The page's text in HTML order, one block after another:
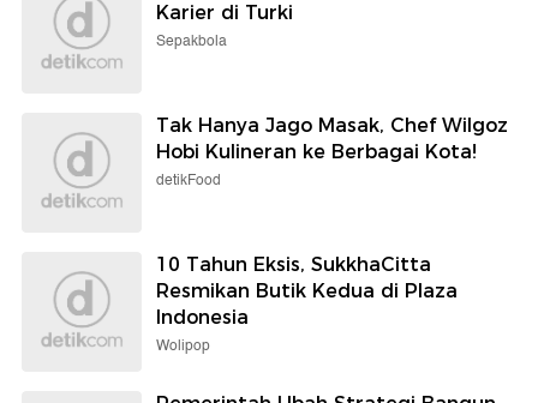
Karier di Turki
Sepakbola
Tak Hanya Jago Masak, Chef Wilgoz
Hobi Kulineran ke Berbagai Kota!
detikFood
10 Tahun Eksis, SukkhaCitta
Resmikan Butik Kedua di Plaza
Indonesia
Wolipop